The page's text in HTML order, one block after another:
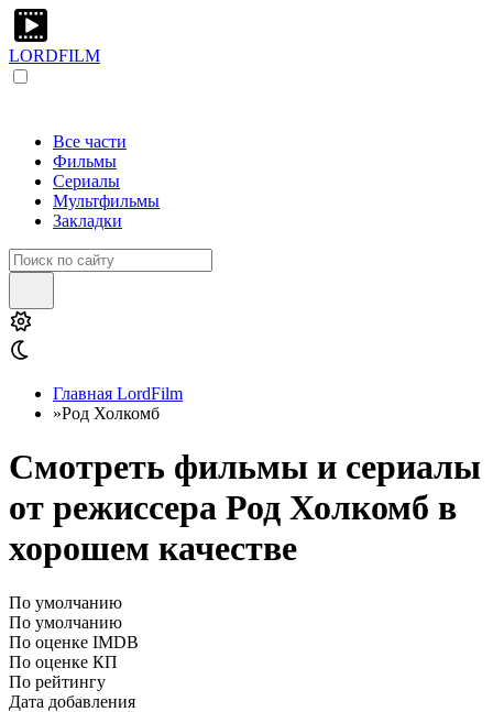
LORDFILM
Все части
Фильмы
Сериалы
Мультфильмы
Закладки
Главная LordFilm
»Род Холкомб
Смотреть фильмы и сериалы
от режиссера Род Холкомб в
хорошем качестве
По умолчанию
По умолчанию
По оценке IMDB
По оценке КП
По рейтингу
Дата добавления